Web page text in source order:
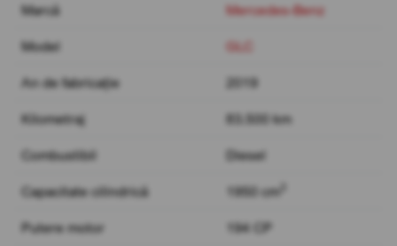
Marcă
Mercedes-Benz
Model GLC
An de fabricație 2019
Kilometraj 83.500 km
Combustibil Diesel
Capacitate cilindrică 1950 cm
Putere motor 194 CP